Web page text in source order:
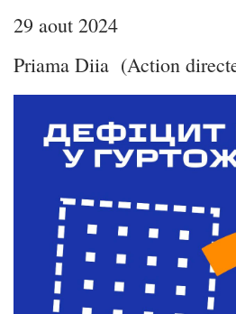
29 aout 2024
Priama Diia (Action